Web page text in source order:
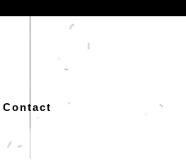
Contact